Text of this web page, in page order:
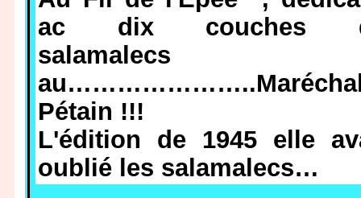
ac dix couches
salamalecs
Pétain !!!
L'édition de 1945 elle
oublié les salamalecs…